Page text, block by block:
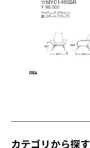
カテゴリから探す